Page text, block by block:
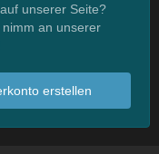
unserer Seite?
nimm an unserer
erstellen